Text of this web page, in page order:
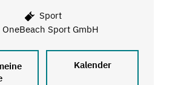
Sport
OneBeach Sport GmbH
Kalender